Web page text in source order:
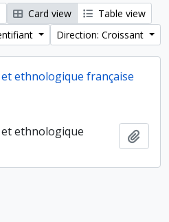
Card view
Table view
Direction: Croissant
ethnologique française
ethnologique